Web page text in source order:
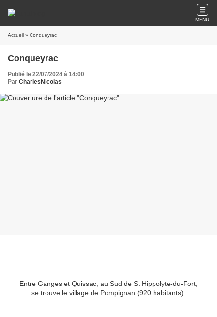
MENU
Accueil » Conqueyrac
Conqueyrac
Publié le 22/07/2024 à 14:00
Par CharlesNicolas
Entre Ganges et Quissac, au Sud de St Hippolyte-du-Fort,
se trouve le village de Pompignan (920 habitants).